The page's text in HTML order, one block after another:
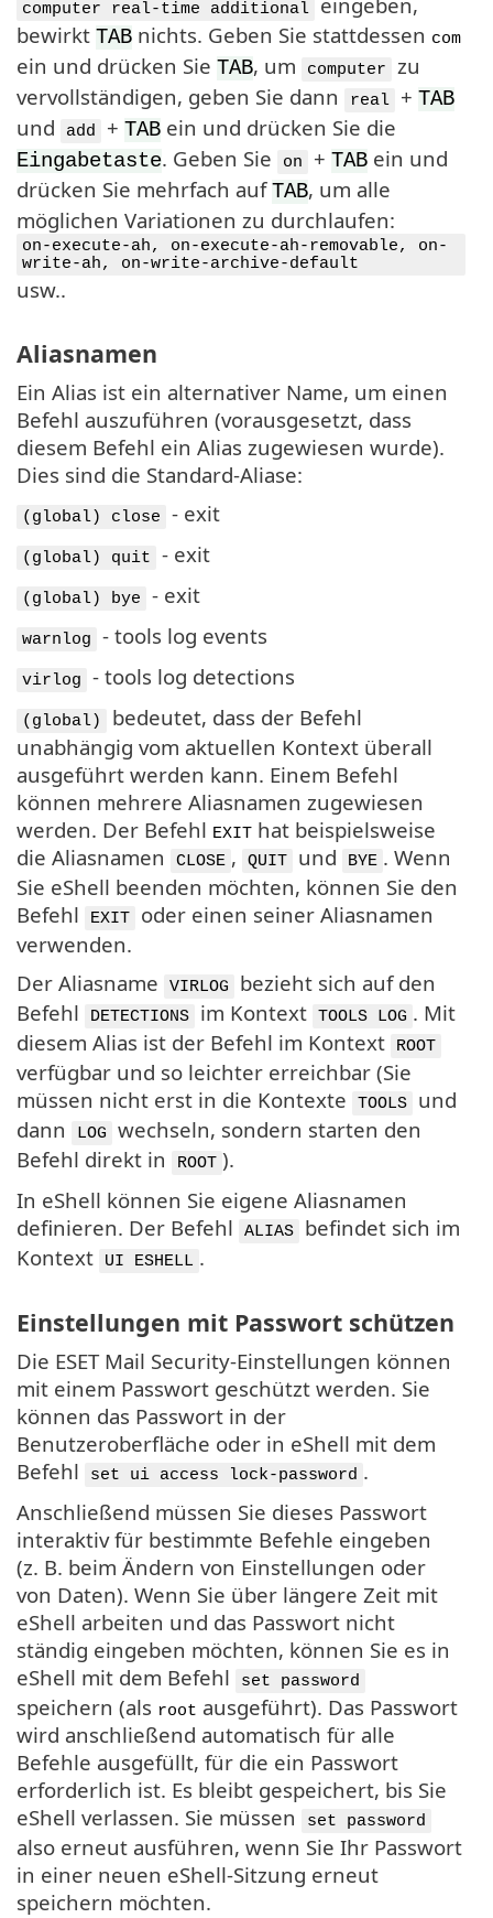
computer real-time additional
bewirkt TAB nichts. Geben Sie stattdessen com
ein und drücken Sie TAB, um computer
zu
vervollständigen, geben Sie dann
real + TAB
und add + TAB ein und drücken Sie die
Eingabetaste. Geben Sie on + TAB ein und
drücken Sie mehrfach aufTAB, um alle
möglichen Variationen zu durchlaufen:
on-execute-ah, on-execute-ah-removable, on-
write-ah, on-write-archive-default
usw..
Aliasnamen
Ein Alias ist ein alternativer Name, um einen
Befehl auszuführen (vorausgesetzt, dass
diesem Befehl ein Alias zugewiesen wurde).
Dies sind die Standard-Aliase:
(global) close - exit
(global) quit - exit
(global) bye - exit
warnlog - tools log events
virlog - tools log detections
(global)
bedeutet, dass der Befehl
unabhängig vom aktuellen Kontext überall
ausgeführt werden kann. Einem Befehl
können mehrere Aliasnamen zugewiesen
werden. Der Befehl EXIT hat beispielsweise
die Aliasnamen
CLOSE , QUIT und BYE . Wenn
Sie eShell beenden möchten, können Sie den
Befehl
EXIT
oder einen seiner Aliasnamen
verwenden.
Der Aliasname
VIRLOG
bezieht sich auf den
Befehl
DETECTIONS im Kontext TOOLS LOG . Mit
diesem Alias ist der Befehl im Kontext
ROOT
verfügbar und so leichter erreichbar (Sie
müssen nicht erst in die Kontexte
TOOLS
und
dann
LOG
wechseln, sondern starten den
Befehl direkt in
ROOT ).
In eShell können Sie eigene Aliasnamen
definieren. Der Befehl
ALIAS
befindet sich im
Kontext
UI ESHELL .
Einstellungen mit Passwort schützen
Die ESET Mail Security-Einstellungen können
mit einem Passwort geschützt werden. Sie
können das Passwort in der
Benutzeroberfläche oder in eShell mit dem
Befehl
set ui access lock-password .
Anschließend müssen Sie dieses Passwort
interaktiv für bestimmte Befehle eingeben
(z. B. beim Ändern von Einstellungen oder
von Daten). Wenn Sie über längere Zeit mit
eShell arbeiten und das Passwort nicht
ständig eingeben möchten, können Sie es in
eShell mit dem Befehl
set password
speichern (als root ausgeführt). Das Passwort
wird anschließend automatisch für alle
Befehle ausgefüllt, für die ein Passwort
erforderlich ist. Es bleibt gespeichert, bis Sie
eShell verlassen. Sie müssen
set password
also erneut ausführen, wenn Sie Ihr Passwort
in einer neuen eShell-Sitzung erneut
speichern möchten.